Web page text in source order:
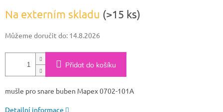
cena:
Na externím skladu (>15 ks)
Můžeme doručit do: 14.8.2026
Přidat do košíku
mušle pro snare buben Mapex 0702-101A
Detailní informace